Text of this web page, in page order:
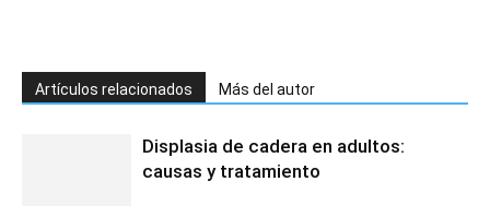
Artículos relacionados Más del autor
Displasia de cadera en adultos:
causas y tratamiento